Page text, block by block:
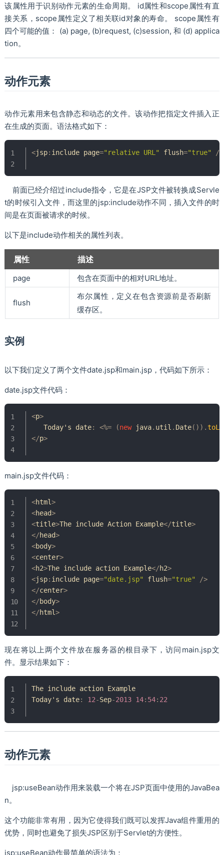
该属性用于识别动作元素的生命周期。 id属性和scope属性有直
接关系，scope属性定义了相关联id对象的寿命。 scope属性有
四个可能的值： (a) page, (b)request, (c)session, 和 (d) applica
tion。
动作元素
动作元素用来包含静态和动态的文件。该动作把指定文件插入正
在生成的页面。语法格式如下：
<jsp: include page="relative URL" flush="true" /
前面已经介绍过include指令，它是在JSP文件被转换成Servle
t的时候引入文件，而这里的jsp:include动作不同，插入文件的时
间是在页面被请求的时候。
以下是include动作相关的属性列表。
属性 描述
page 包含在页面中的相对URL地址。
flush
布尔属性，定义在包含资源前是否刷新
缓存区。
实例
以下我们定义了两个文件date.jsp和main.jsp，代码如下所示：
date.jsp文件代码：
<p>
Today's date: <%= (new java. util . Date( ) ) .
</p>
main.jsp文件代码：
<html>
<head>
<title>The include Action Example</title>
</head>
<body>
<center>
<h2>The include action Example</h2>
<jsp: include page="date.jsp" flush="true" />
</center>
</body>
</html>
现在将以上两个文件放在服务器的根目录下，访问main.jsp文
件。显示结果如下：
The include action Example
Today's date: 12-Sep-2013 14: 54: 22
动作元素
jsp:useBean动作用来装载一个将在JSP页面中使用的JavaBea
n。
这个功能非常有用，因为它使得我们既可以发挥Java组件重用的
优势，同时也避免了损失JSP区别于Servlet的方便性。
jsp:useBean动作最简单的语法为：